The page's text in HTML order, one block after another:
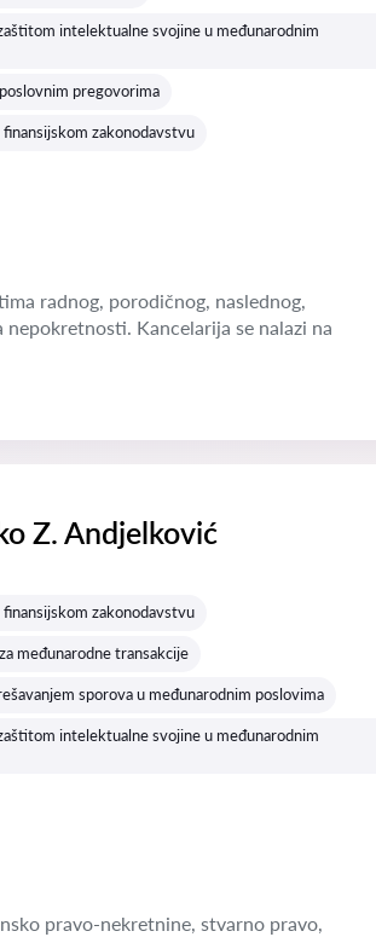
intelektualne svojine u međunarodnim
pregovorima
zakonodavstvu
radnog, porodičnog, naslednog,
Kancelarija se nalazi na
Z. Andjelković
zakonodavstvu
međunarodne transakcije
sporova u međunarodnim poslovima
intelektualne svojine u međunarodnim
pravo-nekretnine, stvarno pravo,